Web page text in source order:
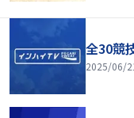
全30競
2025/06/